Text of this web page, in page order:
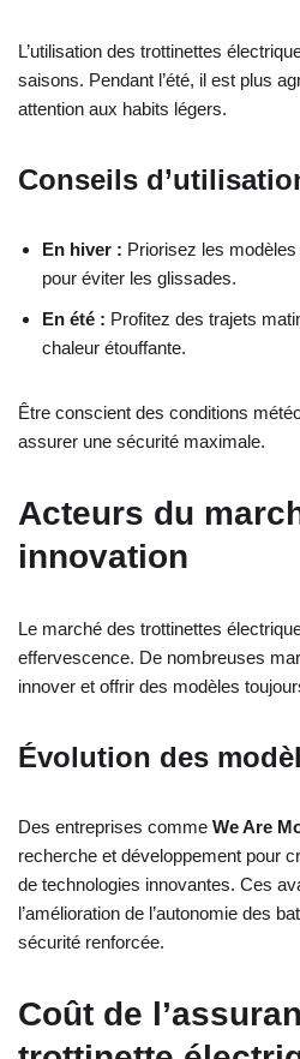
L’utilisation des trottinettes
saisons. Pendant l’été, il est plus
attention aux habits légers.
Conseils
En hiver : Priorisez les
pour éviter les glissades.
En été : Profitez des trajets
chaleur étouffante.
Être conscient des conditions
assurer une sécurité maximale.
Acteurs du
innovation
Le marché des trottinettes
effervescence. De nombreuses
innover et offrir des modèles
Évolution des
Des entreprises comme We Are
recherche et développement pour
de technologies innovantes. Ces
l’amélioration de l’autonomie des
sécurité renforcée.
Coût de